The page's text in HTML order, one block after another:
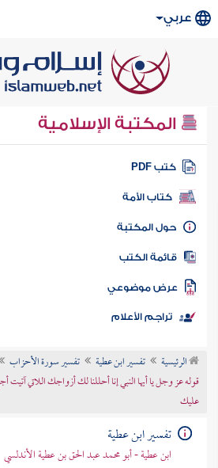
عربي
المكتبة الإسلامية
كتب PDF
كتاب الأمة
المكتبة
الكتب
موضوعي
تراجم الأعلام
الرئيسية تفسير ابن عطية
تفسير سورة الأحزاب
قوله عز وجل يا أيها النبي إنا أحللنا لك أزواجك اللاتي آتيت
عليك
تفسير ابن عطية
ابن عطية - أبو محمد عبد الحق بن عطية الأندلسي